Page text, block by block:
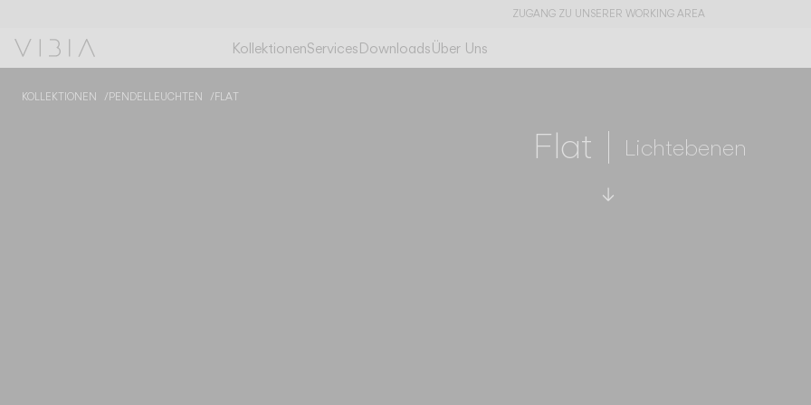
ZUGANG ZU UNSERER WORKING AREA
KollektionenServicesDownloadsÜber Uns
KOLLEKTIONEN PENDELLEUCHTEN FLAT
Flat Lichtebenen
Zu den technischen